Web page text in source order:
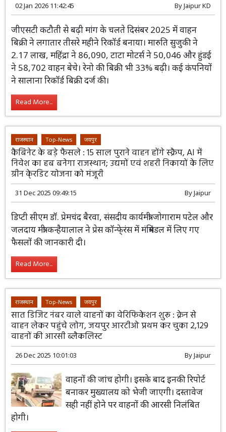
02 Jan 2026 11:42:45 ByJaipur KD
जीएसटी कटौती से बढ़ी मांग के चलते दिसंबर 2025 में वाहन
बिक्री ने लगातार तीसरे महीने रिकॉर्ड बनाया। मारुति सुजुकी ने
2.17 लाख, महिंद्रा ने 86,090, टाटा मोटर्स ने 50,046 और हुंडई
ने 58,702 वाहन बेचे। रेनो की बिक्री भी 33% बढ़ी। कई कंपनियों
ने सालाना रिकॉर्ड बिक्री दर्ज की।
Read More...
राजस्थान Top-News जयपुर
कैबिनेट के बड़े फैसले : 15 साल पुराने वाहन होंगे स्क्रैप, AI में
निवेश का हब बनेगा राजस्थान; उद्यमों एवं शहरी निकायों के लिए
ग्रीन के्रडिट योजना को मंजूरी
31 Dec 2025 09:49:15 ByJaipur
डिप्टी सीएम डॉ. प्रेमचंद बैरवा, संसदीय कार्यमंत्री जोगाराम पटेल और
जलदाय मंत्री कन्हैयालाल ने प्रेस कॉन्फे्रंस में मंत्रिमंडल में लिए गए
फैसलों की जानकारी दी।
Read More...
राजस्थान Top-News जयपुर
सात डिजिट नंबर वाले वाहनों का वेरिफिकेशन शुरू : क्रेन से
वाहन लेकर पहुंचे लोग, जयपुर आरटीओ प्रथम कर चुका 2,129
वाहनों की आरसी ब्लैकलिस्ट
26 Dec 2025 10:01:03 ByJaipur
वाहनों की जांच होगी। इसके बाद इनकी रिपोर्ट
बनाकर मुख्यालय को भेजी जाएगी। दस्तावेज
सही नहीं होने पर वाहनों की आरसी निलंबित
होगी।